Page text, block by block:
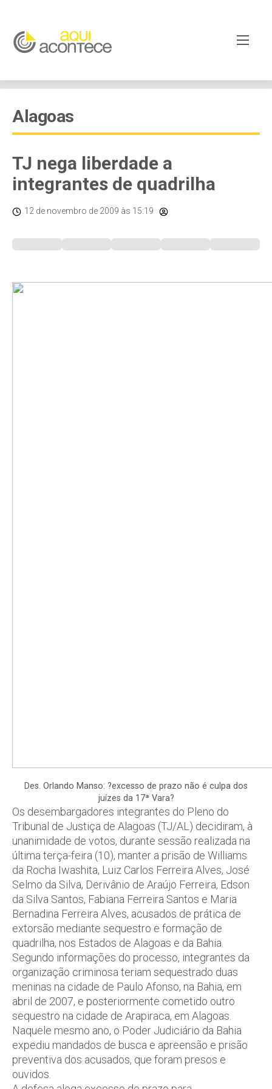
Alagoas
TJ nega liberdade a
integrantes de quadrilha
12 de novembro de 2009 às 15:19
Des. Orlando Manso: ?excesso de prazo não é culpa dos
juízes da 17ª Vara?
Os desembargadores integrantes do Pleno do
Tribunal de Justiça de Alagoas (TJ/AL) decidiram, à
unanimidade de votos, durante sessão realizada na
última terça-feira (10), manter a prisão de Williams
da Rocha Iwashita, Luiz Carlos Ferreira Alves, José
Selmo da Silva, Derivânio de Araújo Ferreira, Edson
da Silva Santos, Fabiana Ferreira Santos e Maria
Bernadina Ferreira Alves, acusados de prática de
extorsão mediante sequestro e formação de
quadrilha, nos Estados de Alagoas e da Bahia.
Segundo informações do processo, integrantes da
organização criminosa teriam sequestrado duas
meninas na cidade de Paulo Afonso, na Bahia, em
abril de 2007, e posteriormente cometido outro
sequestro na cidade de Arapiraca, em Alagoas.
Naquele mesmo ano, o Poder Judiciário da Bahia
expediu mandados de busca e apreensão e prisão
preventiva dos acusados, que foram presos e
ouvidos.